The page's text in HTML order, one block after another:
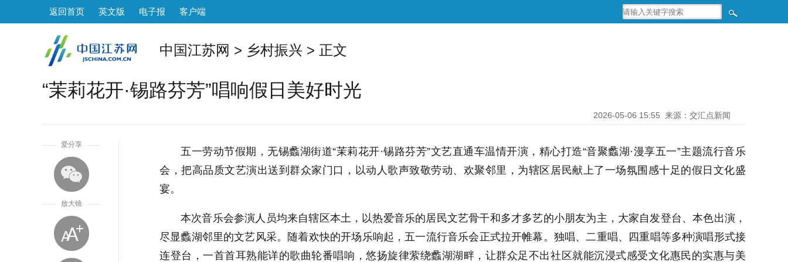
返回首页 英文版 电子报 客户端
中国江苏网 > 乡村振兴 > 正文
“茉莉花开·锡路芬芳”唱响假日美好时光
2026-05-06 15:55 来源：交汇点新闻
爱分享
放大镜
五一劳动节假期，无锡蠡湖街道“茉莉花开·锡路芬芳”文艺直通车温情开演，精心打造“音聚蠡湖·漫享五一”主题流行音乐
会，把高品质文艺演出送到群众家门口，以动人歌声致敬劳动、欢聚邻里，为辖区居民献上了一场氛围感十足的假日文化盛
宴。
本次音乐会参演人员均来自辖区本土，以热爱音乐的居民文艺骨干和多才多艺的小朋友为主，大家自发登台、本色出演，
尽显蠡湖邻里的文艺风采。随着欢快的开场乐响起，五一流行音乐会正式拉开帷幕。独唱、二重唱、四重唱等多种演唱形式接
连登台，一首首耳熟能详的歌曲轮番唱响，悠扬旋律萦绕蠡湖湖畔，让群众足不出社区就能沉浸式感受文化惠民的实惠与美